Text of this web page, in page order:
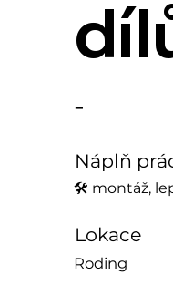
-
Náplň
🛠 montáž,
Lokace
Roding